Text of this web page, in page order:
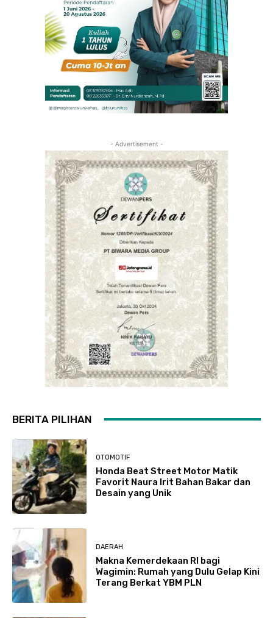
- Advertisement -
BERITA PILIHAN
OTOMOTIF
Honda Beat Street Motor Matik
Favorit Naura Irit Bahan Bakar dan
Desain yang Unik
DAERAH
Makna Kemerdekaan RI bagi
Wagimin: Rumah yang Dulu Gelap Kini
Terang Berkat YBM PLN